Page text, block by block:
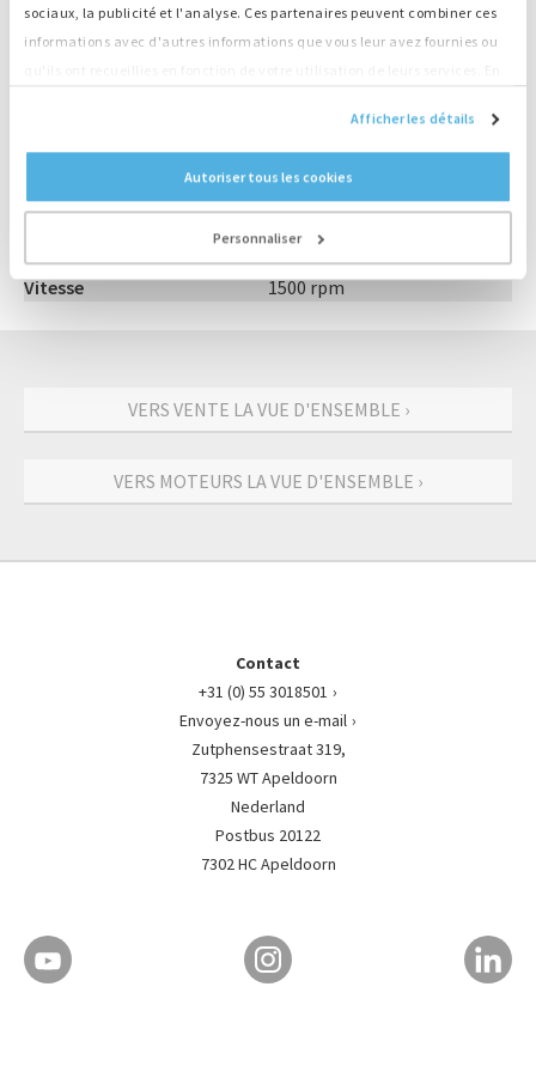
sociaux, la publicité et l'analyse. Ces partenaires peuvent combiner ces
informations avec d'autres informations que vous leur avez fournies ou
Afficher les détails
Autoriser tous les cookies
Personnaliser
Grand stock, livraison directe
M4038
Moteur
Deutz
BF6M1013FC
Sortie
201 kW
Vitesse
1500 rpm
VERS VENTE LA VUE D'ENSEMBLE ›
VERS MOTEURS LA VUE D'ENSEMBLE ›
Contact
+31 (0) 55 3018501
Envoyez-nous un e-mail
Zutphensestraat 319,
7325 WT Apeldoorn
Nederland
Postbus 20122
7302 HC Apeldoorn